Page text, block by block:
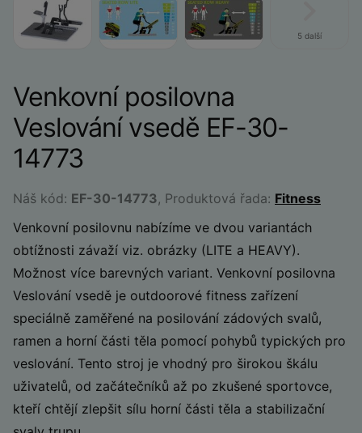
5 další
Venkovní posilovna
Veslování vsedě EF-30-
14773
Náš kód: EF-30-14773, Produktová řada: Fitness
Venkovní posilovnu nabízíme ve dvou variantách
obtížnosti závaží viz. obrázky (LITE a HEAVY).
Možnost více barevných variant. Venkovní posilovna
Veslování vsedě je outdoorové fitness zařízení
speciálně zaměřené na posilování zádových svalů,
ramen a horní části těla pomocí pohybů typických pro
veslování. Tento stroj je vhodný pro širokou škálu
uživatelů, od začátečníků až po zkušené sportovce,
kteří chtějí zlepšit sílu horní části těla a stabilizační